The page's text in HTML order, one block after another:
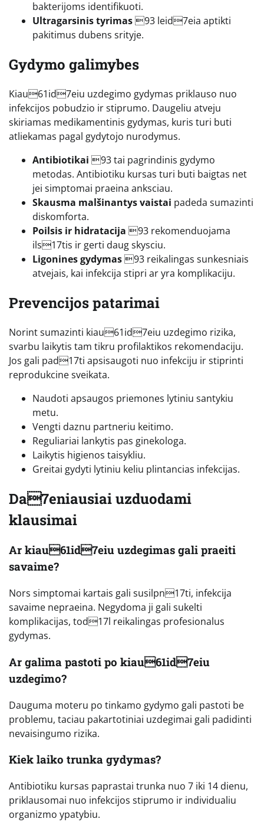
bakterijoms identifikuoti.
Ultragarsinis tyrimas93 leid7eia aptikti
pakitimus dubens srityje.
Gydymo galimybes
Kiau61id7eiu uzdegimo gydymas priklauso nuo
infekcijos pobudzio ir stiprumo. Daugeliu atveju
skiriamas medikamentinis gydymas, kuris turi buti
atliekamas pagal gydytojo nurodymus.
Antibiotikai 93 tai pagrindinis gydymo
metodas. Antibiotiku kursas turi buti baigtas net
jei simptomai praeina anksciau.
Skausma malšinantys vaistai padeda sumazinti
diskomforta.
Poilsis ir hidratacija 93 rekomenduojama
ils17tis ir gerti daug skysciu.
Ligonines gydymas93 reikalingas sunkesniais
atvejais, kai infekcija stipri ar yra komplikaciju.
Prevencijos patarimai
Norint sumazinti kiau61id7eiu uzdegimo rizika,
svarbu laikytis tam tikru profilaktikos rekomendaciju.
Jos gali pad17ti apsisaugoti nuo infekciju ir stiprinti
reprodukcine sveikata.
Naudoti apsaugos priemones lytiniu santykiu
metu.
Vengti daznu partneriu keitimo.
Reguliariai lankytis pas ginekologa.
Laikytis higienos taisykliu.
Greitai gydyti lytiniu keliu plintancias infekcijas.
Da7eniausiai uzduodami
klausimai
Ar kiau61id7eiu uzdegimas gali praeiti
savaime?
Nors simptomai kartais gali susilpn17ti, infekcija
savaime nepraeina. Negydoma ji gali sukelti
komplikacijas, tod17l reikalingas profesionalus
gydymas.
Ar galima pastoti po kiau61id7eiu
uzdegimo?
Dauguma moteru po tinkamo gydymo gali pastoti be
problemu, taciau pakartotiniai uzdegimai gali padidinti
nevaisingumo rizika.
Kiek laiko trunka gydymas?
Antibiotiku kursas paprastai trunka nuo 7 iki 14 dienu,
priklausomai nuo infekcijos stiprumo ir individualiu
organizmo ypatybiu.